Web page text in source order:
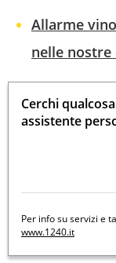
Allarme
nelle nostre
Cerchi
assistente
Per info su servizi e
www.1240.it